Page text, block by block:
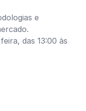
e
das 13:00 às